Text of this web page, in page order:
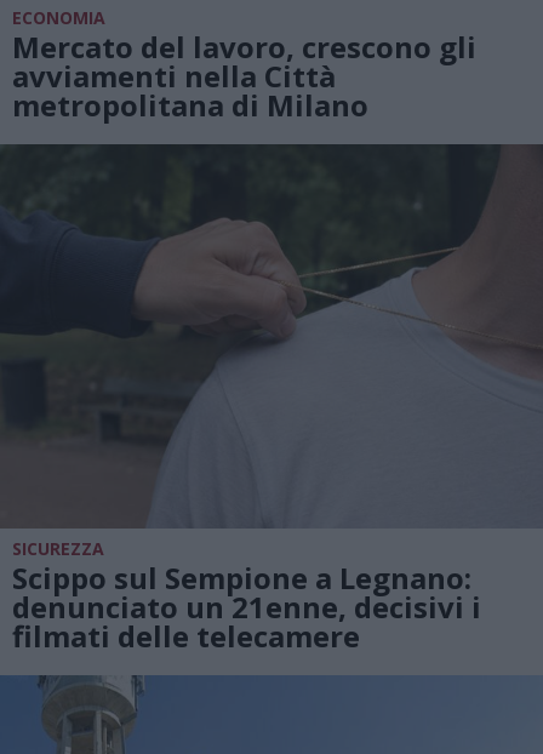
ECONOMIA
Mercato del lavoro, crescono gli
avviamenti nella Città
metropolitana di Milano
SICUREZZA
Scippo sul Sempione a Legnano:
denunciato un 21enne, decisivi i
filmati delle telecamere